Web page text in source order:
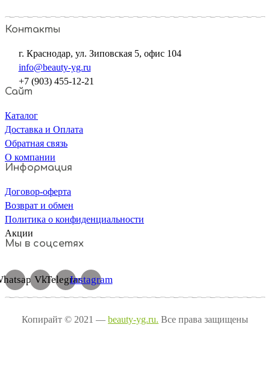
Контакты
г. Краснодар, ул. Зиповская 5, офис 104
info@beauty-yg.ru
+7 (903) 455-12-21
Сайт
Каталог
Доставка и Оплата
Обратная связь
О компании
Информация
Договор-оферта
Возврат и обмен
Политика о конфиденциальности
Акции
Мы в соцсетях
VkTelegramInstagram
Копирайт © 2021 — beauty-yg.ru. Все права защищены